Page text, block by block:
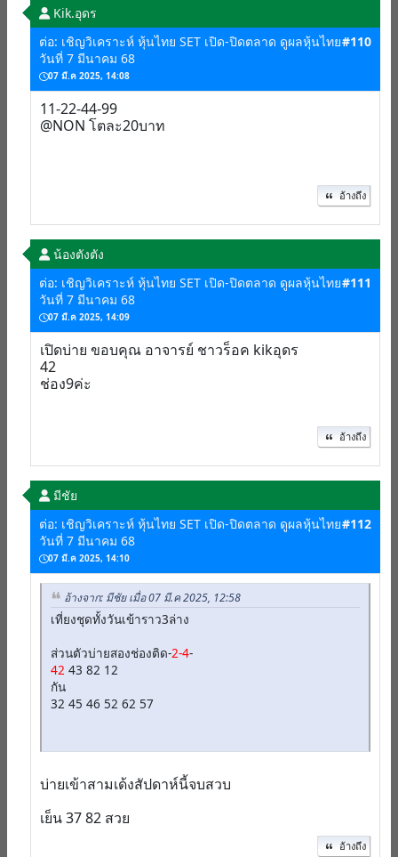
Kik.อุดร
ต่อ: เชิญวิเคราะห์ หุ้นไทย SET เปิด-ปิดตลาด ดูผลหุ้นไทย
วันที่ 7 มีนาคม 68
07 มี.ค 2025, 14:08
#110
11-22-44-99
@NON โตละ20บาท
อ้างถึง
น้องตังตัง
ต่อ: เชิญวิเคราะห์ หุ้นไทย SET เปิด-ปิดตลาด ดูผลหุ้นไทย
วันที่ 7 มีนาคม 68
07 มี.ค 2025, 14:09
#111
เปิดบ่าย ขอบคุณ อาจารย์ ชาวร็อค kikอุดร
42
ช่อง9ค่ะ
อ้างถึง
มีชัย
ต่อ: เชิญวิเคราะห์ หุ้นไทย SET เปิด-ปิดตลาด ดูผลหุ้นไทย
วันที่ 7 มีนาคม 68
07 มี.ค 2025, 14:10
#112
อ้างจาก: มีชัย เมื่อ 07 มี.ค 2025, 12:58
เที่ยงชุดทั้งวันเข้าราว3ล่าง
ส่วนตัวบ่ายสองช่องติด-2-4-
42 43 82 12
กัน
32 45 46 52 62 57
บ่ายเข้าสามเด้งสัปดาห์นี้จบสวบ
เย็น 37 82 สวย
อ้างถึง